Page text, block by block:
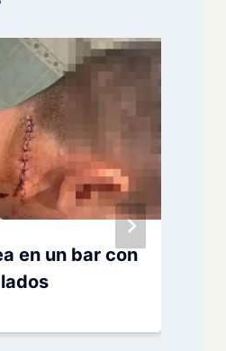
en un bar con